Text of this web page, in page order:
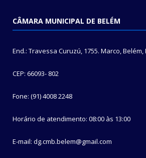
CÂMARA MUNICIPAL DE BELÉM
End.: Travessa Curuzú, 1755. Marco, Belém,
CEP: 66093- 802
Fone: (91) 4008 2248
Horário de atendimento: 08:00 às 13:00
E-mail: dg.cmb.belem@gmail.com